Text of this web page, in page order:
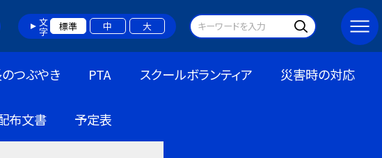
文字 標準 中 大
つぶやき PTA スクールボランティア 災害時の対応
布文書 予定表